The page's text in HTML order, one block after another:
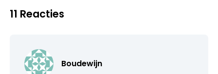
11 Reacties
Boudewijn